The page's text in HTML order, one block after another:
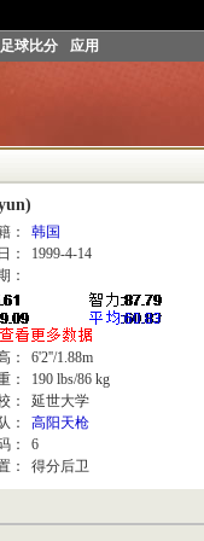
足球比分 应用
：
韩国
：
1999-4-14
：
：
6'2''/1.88m
：
190 lbs/86 kg
：
延世大学
：
高阳天枪
：
6
：
得分后卫